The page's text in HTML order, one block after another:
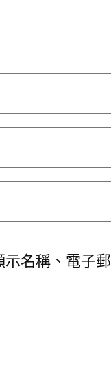
示名稱、電子